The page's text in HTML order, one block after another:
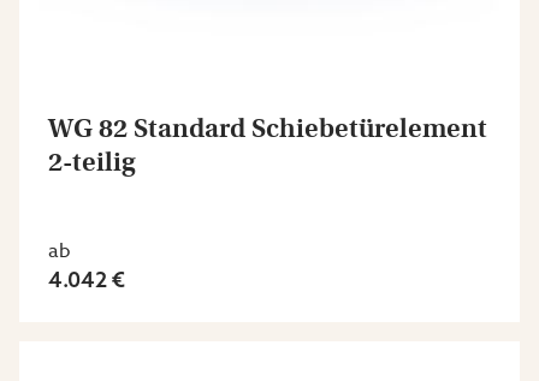
WG 82 Standard Schiebetürelement
2-teilig
ab
4.042 €